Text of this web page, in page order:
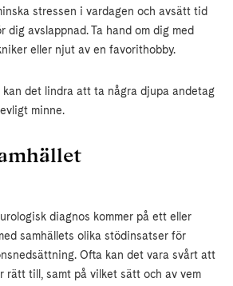
stressen i vardagen och avsätt tid
dig avslappnad. Ta hand om dig med
eller njut av en favorithobby.
kan det lindra att ta några djupa andetag
minne.
diagnos kommer på ett eller
samhällets olika stödinsatser för
Ofta kan det vara svårt att
rätt till, samt på vilket sätt och av vem